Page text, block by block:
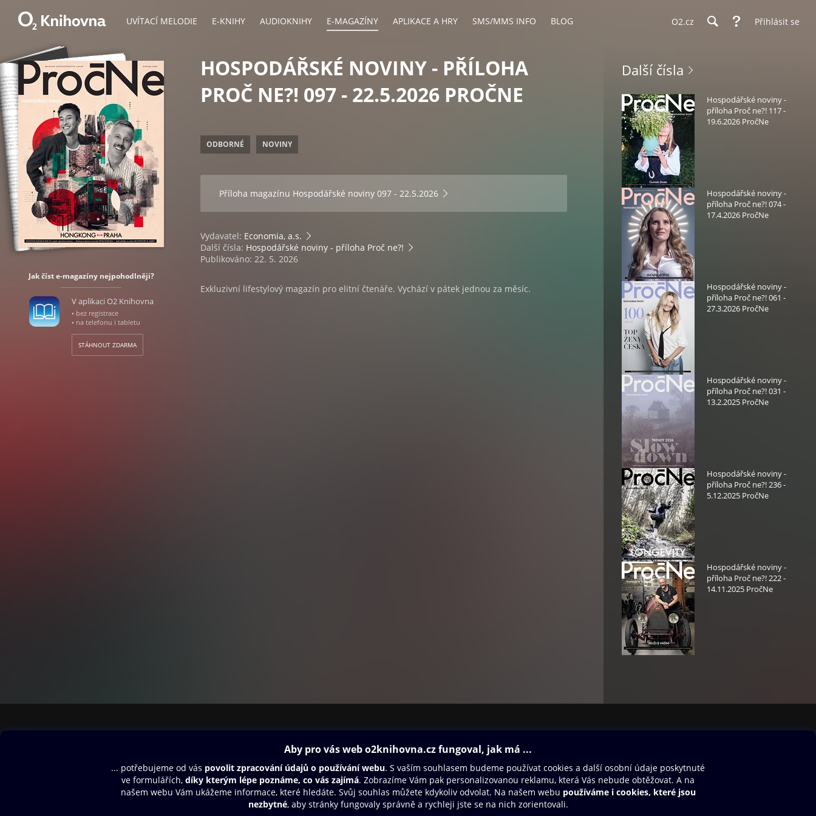
UVÍTACÍ MELODIE E-KNIHY AUDIOKNIHY E-MAGAZÍNY APLIKACE A HRY SMS/MMS INFO BLOG O2.cz Přihlásit se
Jak číst e-magazíny nejpohodlněji?
V aplikaci O2 Knihovna
• bez registrace
• na telefonu i tabletu
STÁHNOUT ZDARMA
HOSPODÁŘSKÉ NOVINY - PŘÍLOHA
PROČ NE?! 097 - 22.5.2026 PROČNE
ODBORNÉ NOVINY
Příloha magazínu Hospodářské noviny 097 - 22.5.2026
Vydavatel: Economia, a.s.
Další čísla: Hospodářské noviny - příloha Proč ne?!
Publikováno: 22. 5. 2026
Exkluzivní lifestylový magazín pro elitní čtenáře. Vychází v pátek jednou za měsíc.
Další čísla
Hospodářské noviny -
příloha Proč ne?! 117 -
19.6.2026 PročNe
Hospodářské noviny -
příloha Proč ne?! 074 -
17.4.2026 PročNe
Hospodářské noviny -
příloha Proč ne?! 061 -
27.3.2026 PročNe
Hospodářské noviny -
příloha Proč ne?! 031 -
13.2.2025 PročNe
Hospodářské noviny -
příloha Proč ne?! 236 -
5.12.2025 PročNe
Hospodářské noviny -
příloha Proč ne?! 222 -
14.11.2025 PročNe
Aplikace a hry
SMS/MMS Info
Blog
Dárkový poukaz
Nápověda
Napište nám
Oneplay Originály
Sport